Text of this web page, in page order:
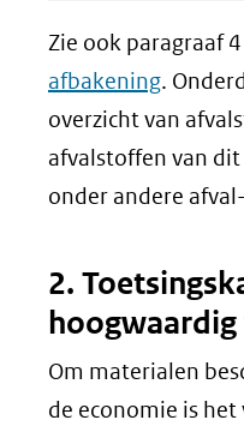
Zie ook paragraaf 4
afbakening.
overzicht van
afvalstoffen van
onder andere
2.
Om materialen
de economie is het